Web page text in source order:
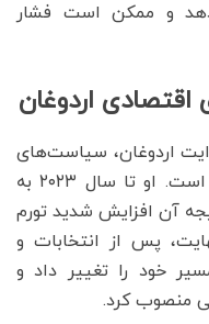
و ممکن است فشار
اردوغان
اردوغان، سیاست‌های
اقتصادی غیرمتعارفی را دنبال کرده است. او تا سال ۲۰۲۳ به
آن افزایش شدید تورم
پس از انتخابات و
خود را تغییر داد و
منصوب کرد.